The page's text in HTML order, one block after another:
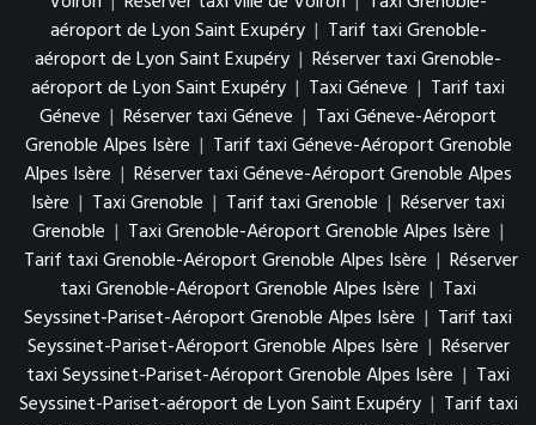
aéroport de Lyon Saint Exupéry | Tarif taxi Grenoble-
aéroport de Lyon Saint Exupéry | Réserver taxi Grenoble-
aéroport de Lyon Saint Exupéry | Taxi Géneve | Tarif taxi
Géneve | Réserver taxi Géneve | Taxi Géneve-Aéroport
Grenoble Alpes Isère | Tarif taxi Géneve-Aéroport Grenoble
Alpes Isère | Réserver taxi Géneve-Aéroport Grenoble Alpes
Isère | Taxi Grenoble | Tarif taxi Grenoble | Réserver taxi
Grenoble | Taxi Grenoble-Aéroport Grenoble Alpes Isère |
Tarif taxi Grenoble-Aéroport Grenoble Alpes Isère | Réserver
taxi Grenoble-Aéroport Grenoble Alpes Isère | Taxi
Seyssinet-Pariset-Aéroport Grenoble Alpes Isère | Tarif taxi
Seyssinet-Pariset-Aéroport Grenoble Alpes Isère | Réserver
taxi Seyssinet-Pariset-Aéroport Grenoble Alpes Isère | Taxi
Seyssinet-Pariset-aéroport de Lyon Saint Exupéry | Tarif taxi